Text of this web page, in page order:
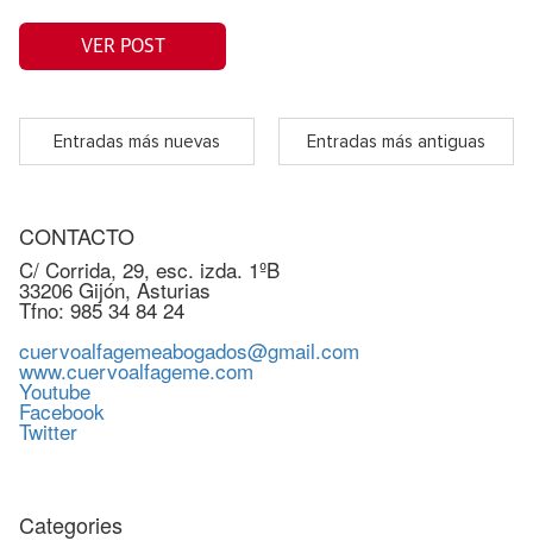
VER POST
Entradas más nuevas Entradas más antiguas
CONTACTO
C/ Corrida, 29, esc. izda. 1ºB
33206 Gijón, Asturias
Tfno: 985 34 84 24
cuervoalfagemeabogados@gmail.com
www.cuervoalfageme.com
Youtube
Facebook
Twitter
Categories